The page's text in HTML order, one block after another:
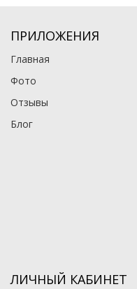
ПРИЛОЖЕНИЯ
Главная
Фото
Отзывы
Блог
ЛИЧНЫЙ КАБИНЕТ